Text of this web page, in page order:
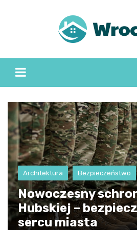
Architektura Bezpieczeństwo
Nowoczesny
Hubskiej –
sercu miasta